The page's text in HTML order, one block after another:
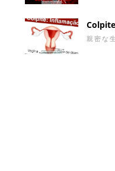
親密な